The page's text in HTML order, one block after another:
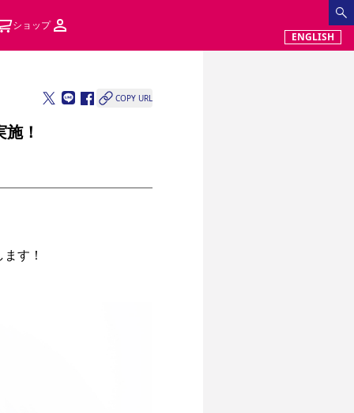
ショップ
ENGLISH
COPY URL
！
す！